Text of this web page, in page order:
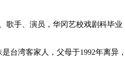
歌手、演员，华冈艺校戏剧科毕
台湾客家人，父母于1992年离异